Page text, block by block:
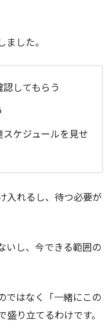
した。
してもらう
ケジュールを見せ
入れるし、待つ必要が
いし、今できる範囲の
ではなく「一緒にこの
り立てるわけです。